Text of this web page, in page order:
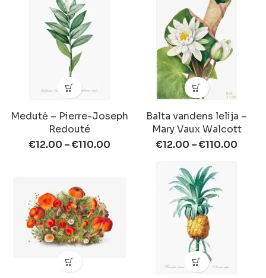
Medutė – Pierre-Joseph
Redouté
€12.00 –€110.00
Balta vandens lelija –
Mary Vaux Walcott
€12.00 –€110.00